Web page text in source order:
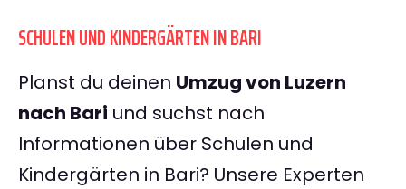
SCHULEN UND KINDERGÄRTEN IN BARI
Planst du deinen Umzug von Luzern
nach Bari und suchst nach
Informationen über Schulen und
Kindergärten in Bari? Unsere Experten